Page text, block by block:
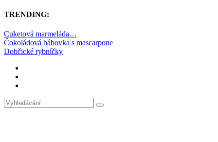
TRENDING:
Cuketová marmeláda…
Čokoládová bábovka s mascarpone
Dobčické rybníčky